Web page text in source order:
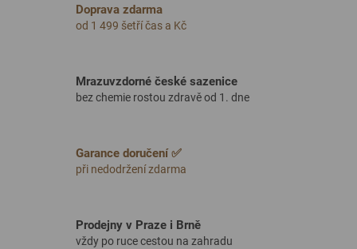
Doprava zdarma
od 1 499 šetří čas a Kč
Mrazuvzdorné české sazenice
bez chemie rostou zdravě od 1. dne
Garance doručení ✅
při nedodržení zdarma
Prodejny v Praze i Brně
vždy po ruce cestou na zahradu